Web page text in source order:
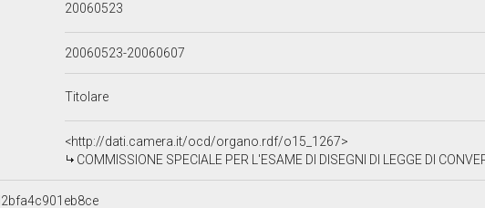
20060523
20060523-20060607
Titolare
<http://dati.camera.it/ocd/organo.rdf/o15_1267>
COMMISSIONE SPECIALE PER L'ESAME DI DISEGNI DI LEGGE DI